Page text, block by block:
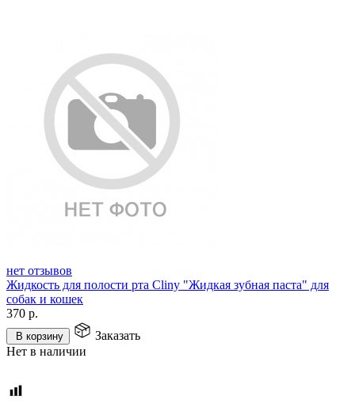
нет отзывов
Жидкость для полости рта Cliny "Жидкая зубная паста" для
собак и кошек
370 р.
В корзину
Заказать
Нет в наличии